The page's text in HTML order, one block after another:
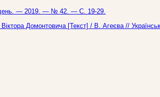
— 2019. — № 42. — С. 19-29.
Домонтовича [Текст] / В. Агеєва //